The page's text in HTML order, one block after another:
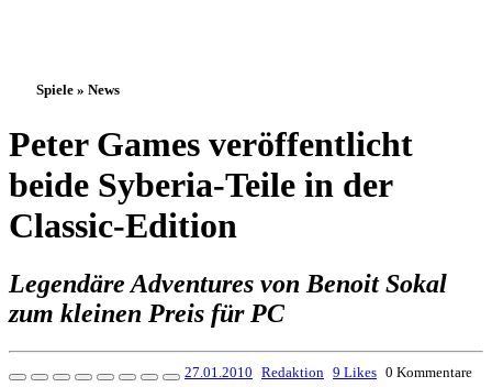
Spiele » News
Peter Games veröffentlicht
beide Syberia-Teile in der
Classic-Edition
Legendäre Adventures von Benoit Sokal
zum kleinen Preis für PC
27.01.2010 Redaktion 9 Likes 0 Kommentare